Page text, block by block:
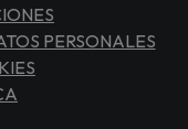
PERSONALES